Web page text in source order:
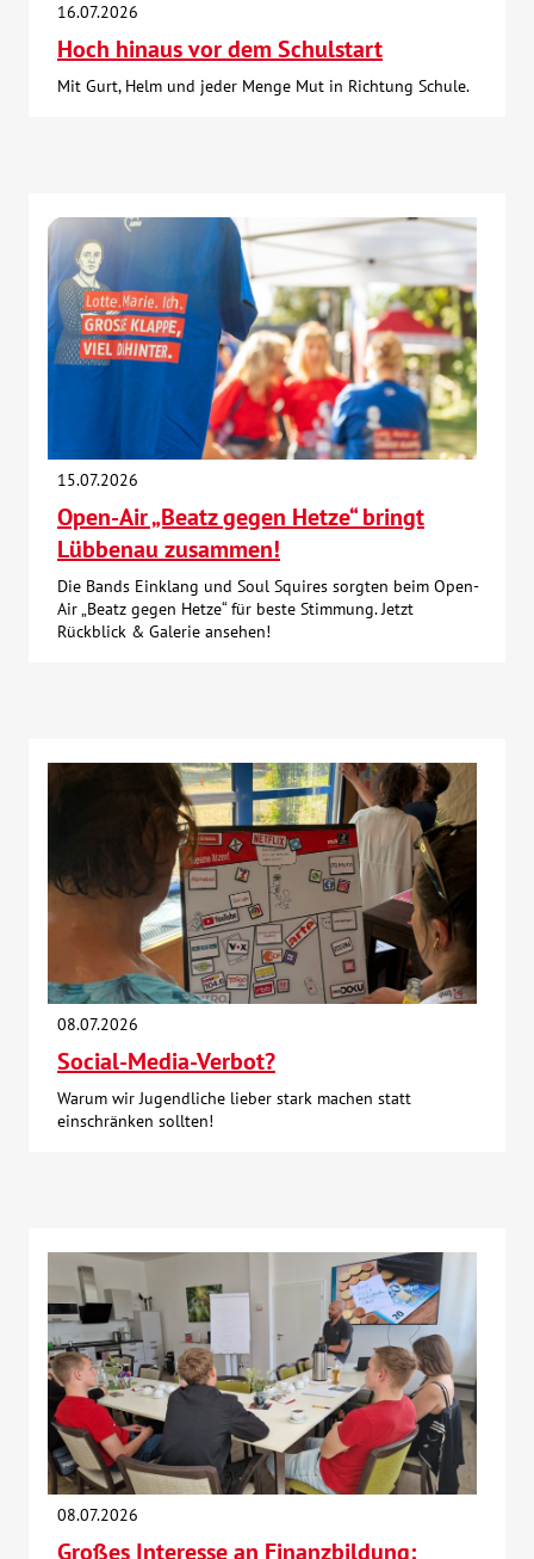
16.07.2026
Hoch hinaus vor dem Schulstart
Mit Gurt, Helm und jeder Menge Mut in Richtung Schule.
15.07.2026
Open-Air „Beatz gegen Hetze“ bringt
Lübbenau zusammen!
Die Bands Einklang und Soul Squires sorgten beim Open-
Air „Beatz gegen Hetze“ für beste Stimmung. Jetzt
Rückblick & Galerie ansehen!
08.07.2026
Social-Media-Verbot?
Warum wir Jugendliche lieber stark machen statt
einschränken sollten!
08.07.2026
Großes Interesse an Finanzbildung: